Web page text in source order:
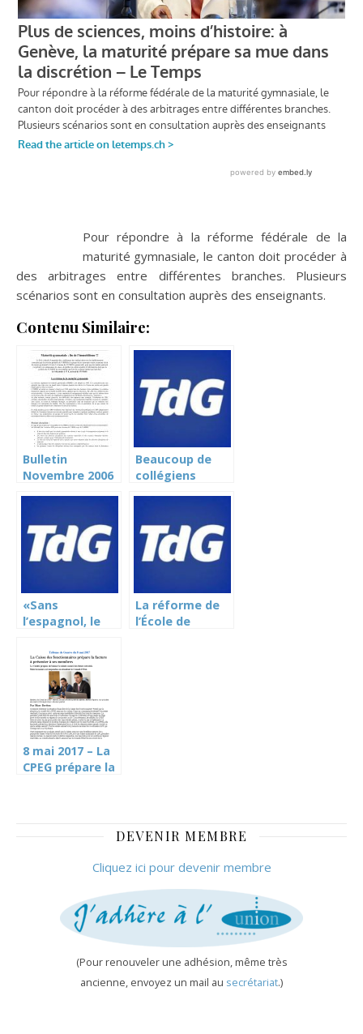
Pour répondre à la réforme fédérale de la
maturité gymnasiale, le canton doit procéder à
des arbitrages entre différentes branches. Plusieurs
scénarios sont en consultation auprès des enseignants.
Contenu Similaire:
Bulletin
Novembre 2006
Beaucoup de
collégiens
charge de
travail (Tribune
de Genève)
«Sans
l’espagnol, le
deviendrait
moins riche»
(Tribune de
Genève)
La réforme de
l’École de
8 mai 2017 – La
CPEG prépare la
DEVENIR MEMBRE
Cliquez ici pour devenir membre
(Pour renouveler une adhésion, même très
ancienne, envoyez un mail au secrétariat.)